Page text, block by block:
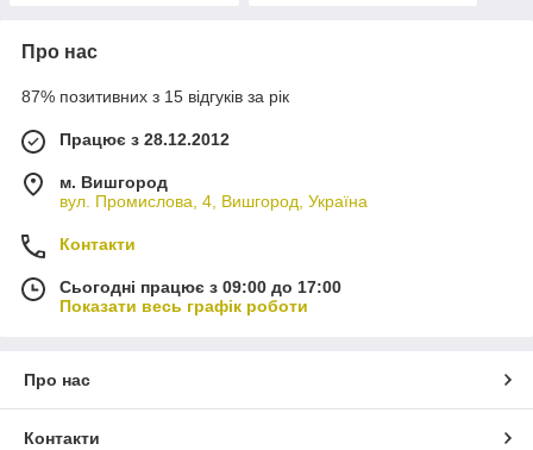
Про нас
87% позитивних з 15 відгуків за рік
Працює з 28.12.2012
м. Вишгород
вул. Промислова, 4, Вишгород, Україна
Контакти
Сьогодні працює з 09:00 до 17:00
Показати весь графік роботи
Про нас
Контакти